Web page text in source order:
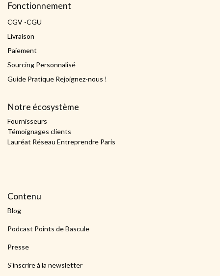
Fonctionnement
CGV -CGU
Livraison
Paiement
Sourcing Personnalisé
Guide Pratique Rejoignez-nous !
Notre écosystème
Fournisseurs
Témoignages clients
Lauréat Réseau Entreprendre Paris
Contenu
Blog
Podcast Points de Bascule
Presse
S'inscrire à la newsletter